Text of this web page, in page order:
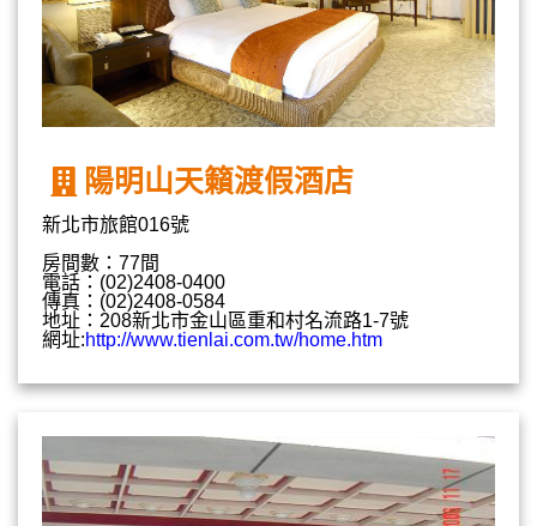
陽明山天籟渡假酒店
新北市旅館016號
房間數：77間
電話：(02)2408-0400
傳真：(02)2408-0584
地址：208新北市金山區重和村名流路1-7號
網址:http://www.tienlai.com.tw/home.htm